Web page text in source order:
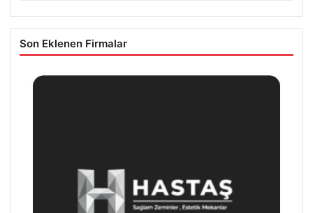
Son Eklenen Firmalar